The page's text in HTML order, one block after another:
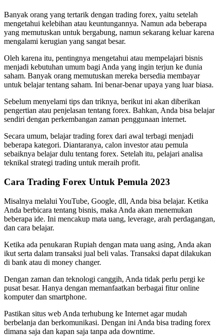
Banyak orang yang tertarik dengan trading forex, yaitu setelah
mengetahui kelebihan atau keuntungannya. Namun ada beberapa
yang memutuskan untuk bergabung, namun sekarang keluar karena
mengalami kerugian yang sangat besar.
Oleh karena itu, pentingnya mengetahui atau mempelajari bisnis
menjadi kebutuhan umum bagi Anda yang ingin terjun ke dunia
saham. Banyak orang memutuskan mereka bersedia membayar
untuk belajar tentang saham. Ini benar-benar upaya yang luar biasa.
Sebelum menyelami tips dan triknya, berikut ini akan diberikan
pengertian atau penjelasan tentang forex. Bahkan, Anda bisa belajar
sendiri dengan perkembangan zaman penggunaan internet.
Secara umum, belajar trading forex dari awal terbagi menjadi
beberapa kategori. Diantaranya, calon investor atau pemula
sebaiknya belajar dulu tentang forex. Setelah itu, pelajari analisa
teknikal strategi trading untuk meraih profit.
Cara Trading Forex Untuk Pemula 2023
Misalnya melalui YouTube, Google, dll, Anda bisa belajar. Ketika
Anda berbicara tentang bisnis, maka Anda akan menemukan
beberapa ide. Ini mencakup mata uang, leverage, arah perdagangan,
dan cara belajar.
Ketika ada penukaran Rupiah dengan mata uang asing, Anda akan
ikut serta dalam transaksi jual beli valas. Transaksi dapat dilakukan
di bank atau di money changer.
Dengan zaman dan teknologi canggih, Anda tidak perlu pergi ke
pusat besar. Hanya dengan memanfaatkan berbagai fitur online
komputer dan smartphone.
Pastikan situs web Anda terhubung ke Internet agar mudah
berbelanja dan berkomunikasi. Dengan ini Anda bisa trading forex
dimana saja dan kapan saja tanpa ada downtime.